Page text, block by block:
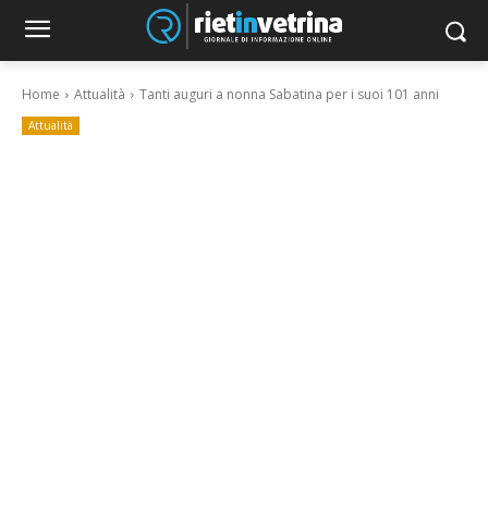
Home Attualità Tanti auguri a nonna Sabatina per i suoi 101 anni
Attualità